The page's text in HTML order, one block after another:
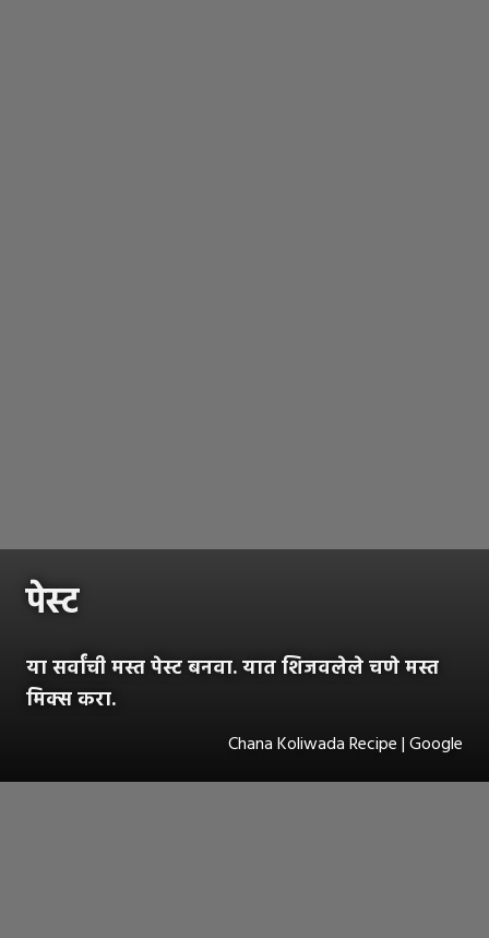
पेस्ट
या सर्वांची मस्त पेस्ट बनवा. यात शिजवलेले चणे मस्त
मिक्स करा.
Chana Koliwada Recipe | Google